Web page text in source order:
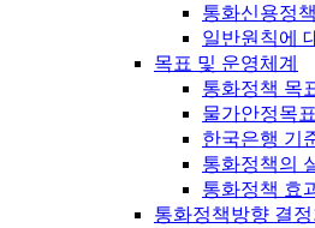
통화신용정
일반원칙에
목표 및 운영체계
통화정책 목
물가안정목
한국은행 기
통화정책의
통화정책 효
통화정책방향 결